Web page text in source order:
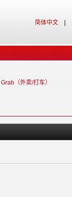
简体中文
Grab（外卖/打车）